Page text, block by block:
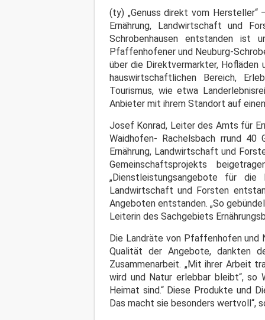
(ty) „Genuss direkt vom
Ernährung, Landwirtschaft und
Schrobenhausen entstanden ist
Pfaffenhofener und Neuburg-
über die Direktvermarkter, Hofläden
hauswirtschaftlichen Bereich,
Tourismus, wie etwa
Anbieter mit ihrem Standort auf
Josef Konrad, Leiter des Amts für
Waidhofen- Rachelsbach rrund
Ernährung, Landwirtschaft und
Gemeinschaftsprojekts
„Dienstleistungsangebote für die
Landwirtschaft und Forsten
Angeboten entstanden. „So
Leiterin des Sachgebiets
Die Landräte von Pfaffenhofen und
Qualität der Angebote, dankten
Zusammenarbeit. „Mit ihrer Arbeit
wird und Natur erlebbar bleibt“, so
Heimat sind.“ Diese Produkte und
Das macht sie besonders wertvoll“,